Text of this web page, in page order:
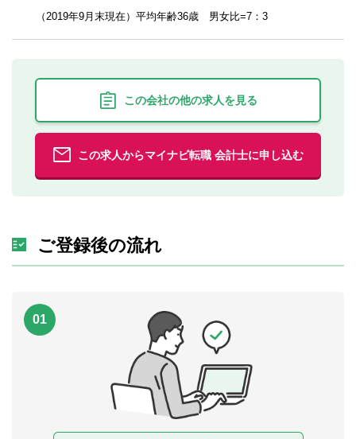
（2019年9月末現在）平均年齢36歳 男女比=7：3
この会社の他の求人を見る
この求人からマイナビ転職 会計士に申し込む
ご登録後の流れ
01